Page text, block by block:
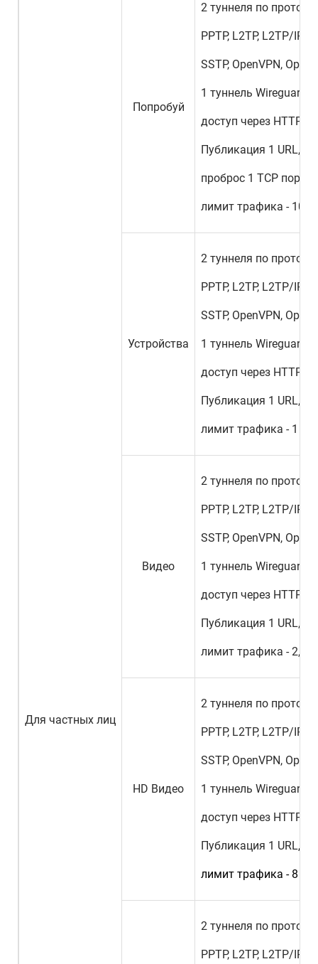
Для частных лиц
Попробуй
2 туннеля по
PPTP, L2TP, L2TP/
SSTP, OpenVPN,
1 туннель Wireguard,
доступ через HTTP и
Публикация 1 URL,
проброс 1 TCP порт,
лимит трафика - 100
Устройства
2 туннеля по
PPTP, L2TP, L2TP/
SSTP, OpenVPN,
1 туннель Wireguard,
доступ через HTTP и
Публикация 1 URL,
лимит трафика - 1
Видео
2 туннеля по
PPTP, L2TP, L2TP/
SSTP, OpenVPN,
1 туннель Wireguard,
доступ через HTTP и
Публикация 1 URL,
лимит трафика - 2,5
HD Видео
2 туннеля по
PPTP, L2TP, L2TP/
SSTP, OpenVPN,
1 туннель Wireguard,
доступ через HTTP и
Публикация 1 URL,
лимит трафика - 8
2 туннеля по
PPTP, L2TP, L2TP/